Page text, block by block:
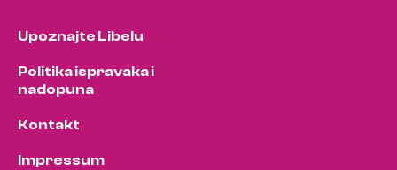
Upoznajte Libelu
Politika ispravaka i
nadopuna
Kontakt
Impressum